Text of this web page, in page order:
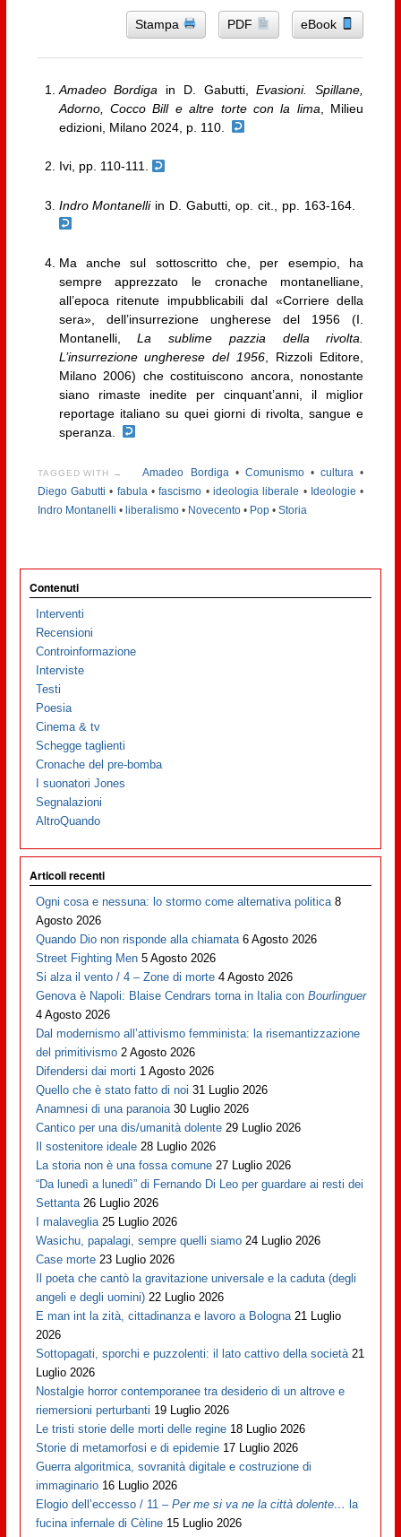
Stampa PDF eBook
Amadeo Bordiga in D. Gabutti,Evasioni. Spillane,
Adorno, Cocco Bill e altre torte con la lima , Milieu
edizioni, Milano 2024, p. 110.
Ivi, pp. 110-111.
Indro Montanelliin D. Gabutti, op. cit., pp. 163-164.
Ma anche sul sottoscritto che, per esempio, ha
sempre apprezzato le cronache montanelliane,
all’epoca ritenute impubblicabili dal «Corriere della
sera», dell’insurrezione ungherese del 1956 (I.
Montanelli,La sublime pazzia della rivolta.
L’insurrezione ungherese del 1956 , Rizzoli Editore,
Milano 2006) che costituiscono ancora, nonostante
siano rimaste inedite per cinquant’anni, il miglior
reportage italiano su quei giorni di rivolta, sangue e
speranza.
TAGGED WITH → Amadeo Bordiga• Comunismo•cultura •
Diego Gabutti • fabula•fascismo •ideologia liberale • Ideologie •
Indro Montanelli • liberalismo• Novecento• Pop• Storia
Contenuti
Interventi
Recensioni
Controinformazione
Interviste
Testi
Poesia
Cinema & tv
Schegge taglienti
Cronache del pre-bomba
I suonatori Jones
Segnalazioni
AltroQuando
Articoli recenti
Ogni cosa e nessuna: lo stormo come alternativa politica 8
Agosto 2026
Quando Dio non risponde alla chiamata 6 Agosto 2026
Street Fighting Men 5 Agosto 2026
Si alza il vento / 4 – Zone di morte 4 Agosto 2026
Genova è Napoli: Blaise Cendrars torna in Italia conBourlinguer
4 Agosto 2026
Dal modernismo all’attivismo femminista: la risemantizzazione
del primitivismo 2 Agosto 2026
Difendersi dai morti 1 Agosto 2026
Quello che è stato fatto di noi 31 Luglio 2026
Anamnesi di una paranoia 30 Luglio 2026
Cantico per una dis/umanità dolente 29 Luglio 2026
Il sostenitore ideale 28 Luglio 2026
La storia non è una fossa comune 27 Luglio 2026
“Da lunedì a lunedì” di Fernando Di Leo per guardare ai resti dei
Settanta 26 Luglio 2026
I malaveglia 25 Luglio 2026
Wasichu, papalagi, sempre quelli siamo 24 Luglio 2026
Case morte 23 Luglio 2026
Il poeta che cantò la gravitazione universale e la caduta (degli
angeli e degli uomini) 22 Luglio 2026
E man int la zità, cittadinanza e lavoro a Bologna 21 Luglio
2026
Sottopagati, sporchi e puzzolenti: il lato cattivo della società 21
Luglio 2026
Nostalgie horror contemporanee tra desiderio di un altrove e
riemersioni perturbanti 19 Luglio 2026
Le tristi storie delle morti delle regine 18 Luglio 2026
Storie di metamorfosi e di epidemie 17 Luglio 2026
Guerra algoritmica, sovranità digitale e costruzione di
immaginario 16 Luglio 2026
Elogio dell’eccesso / 11 –Per me si va ne la città dolente… la
fucina infernale di Cèline 15 Luglio 2026